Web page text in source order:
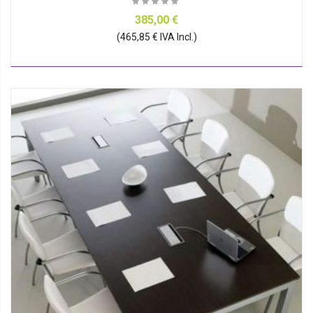
385,00 €
(465,85 € IVA Incl.)